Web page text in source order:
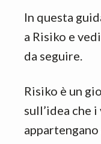
In questa
a Risiko e
da seguire.
Risiko è un
sull’idea che